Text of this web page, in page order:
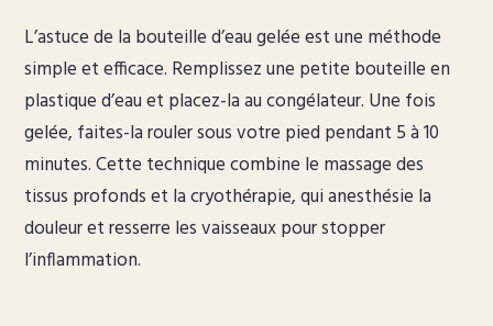
L’astuce de la bouteille d’eau gelée est une méthode
simple et efficace. Remplissez une petite bouteille en
plastique d’eau et placez-la au congélateur. Une fois
gelée, faites-la rouler sous votre pied pendant 5 à 10
minutes. Cette technique combine le massage des
tissus profonds et la cryothérapie, qui anesthésie la
douleur et resserre les vaisseaux pour stopper
l’inflammation.